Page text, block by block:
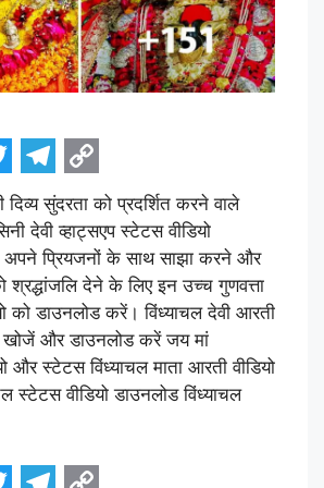
T
e
l
e
g
r
a
C
o
p
y
L
i
n
दिव्य सुंदरता को प्रदर्शित करने वाले
देवी व्हाट्सएप स्टेटस वीडियो
प्रियजनों के साथ साझा करने और
श्रद्धांजलि देने के लिए इन उच्च गुणवत्ता
को डाउनलोड करें। विंध्याचल देवी आरती
खोजें और डाउनलोड करें जय मां
और स्टेटस विंध्याचल माता आरती वीडियो
स्टेटस वीडियो डाउनलोड विंध्याचल